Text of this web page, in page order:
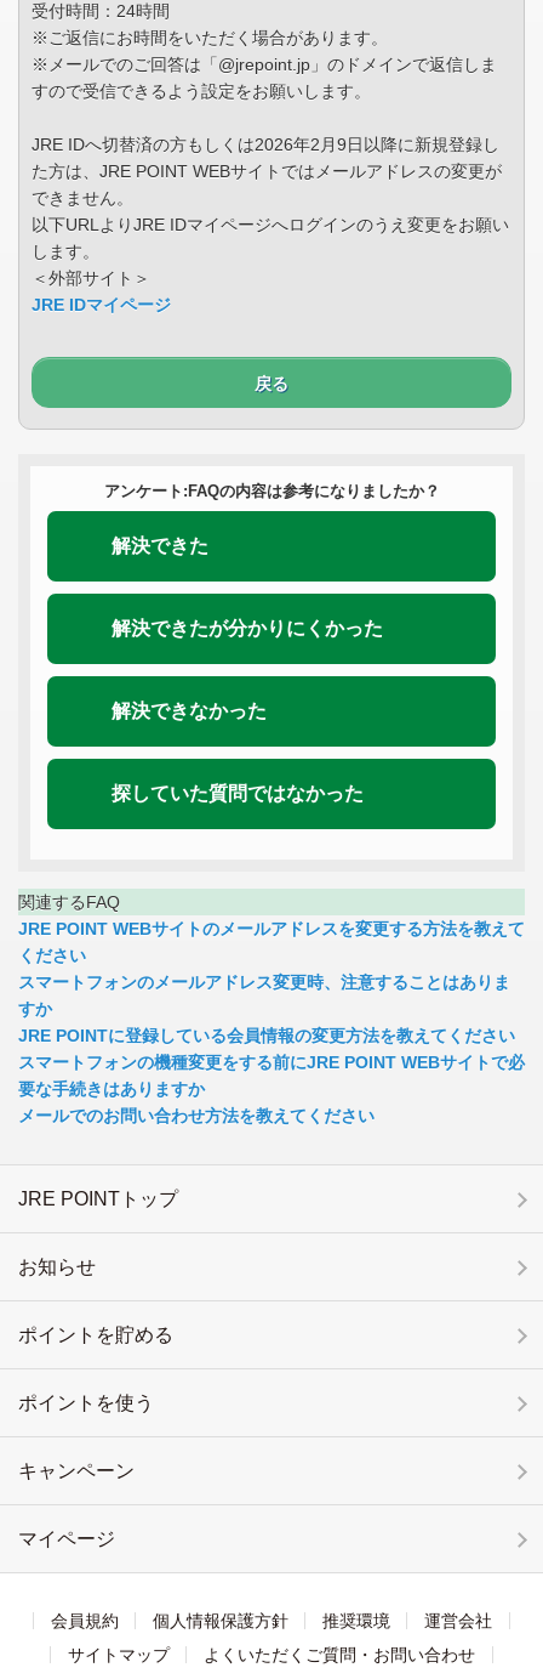
受付時間：24時間
※ご返信にお時間をいただく場合があります。
※メールでのご回答は「@jrepoint.jp」のドメインで返信しま
すので受信できるよう設定をお願いします。
JRE IDへ切替済の方もしくは2026年2月9日以降に新規登録し
た方は、JRE POINT WEBサイトではメールアドレスの変更が
できません。
以下URLよりJRE IDマイページへログインのうえ変更をお願い
します。
＜外部サイト＞
JRE IDマイページ
戻る
アンケート:FAQの内容は参考になりましたか？
解決できた
解決できたが分かりにくかった
解決できなかった
探していた質問ではなかった
関連するFAQ
JRE POINT WEBサイトのメールアドレスを変更する方法を教えて
ください
スマートフォンのメールアドレス変更時、注意することはありま
すか
JRE POINTに登録している会員情報の変更方法を教えてください
スマートフォンの機種変更をする前にJRE POINT WEBサイトで必
要な手続きはありますか
メールでのお問い合わせ方法を教えてください
JRE POINTトップ
お知らせ
ポイントを貯める
ポイントを使う
キャンペーン
マイページ
会員規約 個人情報保護方針 推奨環境
運営会社
サイトマップ
よくいただくご質問・お問い合わせ